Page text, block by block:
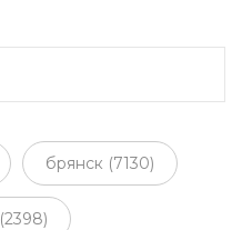
брянск (7130)